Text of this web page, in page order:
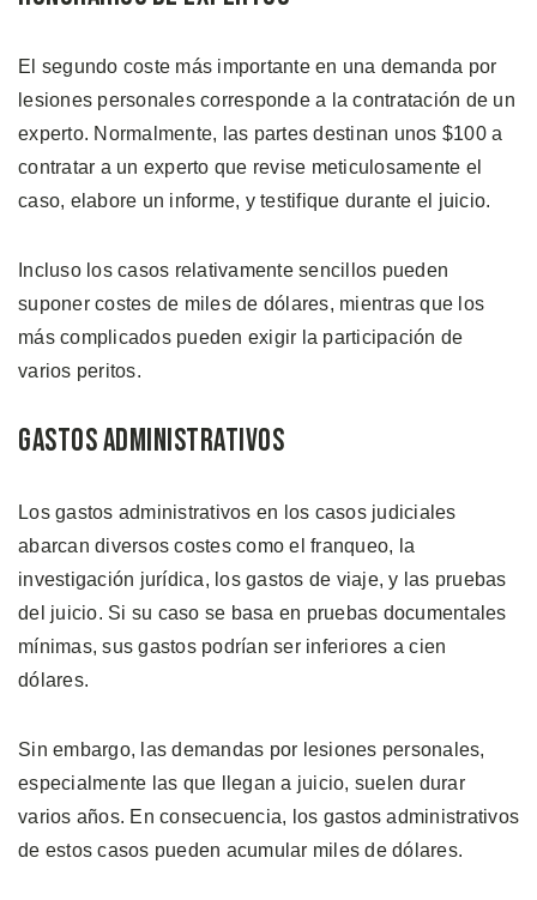
El segundo coste más importante en una demanda por
lesiones personales corresponde a la contratación de un
experto. Normalmente, las partes destinan unos $100 a
contratar a un experto que revise meticulosamente el
caso, elabore un informe, y testifique durante el juicio.
Incluso los casos relativamente sencillos pueden
suponer costes de miles de dólares, mientras que los
más complicados pueden exigir la participación de
varios peritos.
Gastos Administrativos
Los gastos administrativos en los casos judiciales
abarcan diversos costes como el franqueo, la
investigación jurídica, los gastos de viaje, y las pruebas
del juicio. Si su caso se basa en pruebas documentales
mínimas, sus gastos podrían ser inferiores a cien
dólares.
Sin embargo, las demandas por lesiones personales,
especialmente las que llegan a juicio, suelen durar
varios años. En consecuencia, los gastos administrativos
de estos casos pueden acumular miles de dólares.